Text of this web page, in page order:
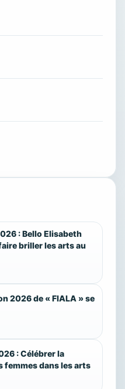
: Bello Elisabeth
briller les arts au
2026 de « FIALA » se
: Célébrer la
femmes dans les arts